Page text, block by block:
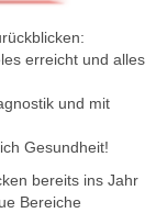
erreicht und alles
und mit
Gesundheit!
bereits ins Jahr
Bereiche